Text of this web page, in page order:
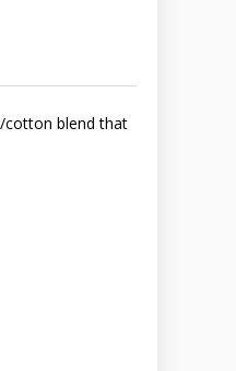
cotton blend that